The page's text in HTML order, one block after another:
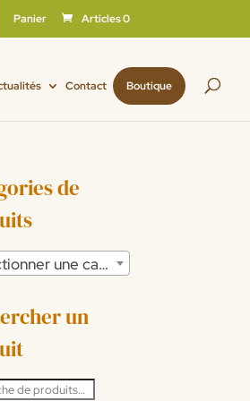
Panier Articles 0
Contact Boutique
de
Sélectionner une catégorie
un